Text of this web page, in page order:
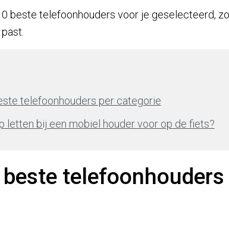
beste telefoonhouders voor je geselecteerd,
telefoonhouders per categorie
letten bij een mobiel houder voor op de fiets?
telefoonhouders